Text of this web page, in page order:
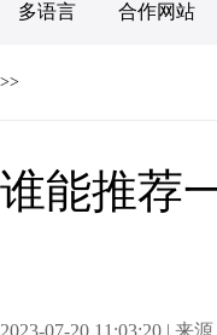
多语言 合作网站
>>
谁能推荐
2023-07-20 11:03:20 | 来源